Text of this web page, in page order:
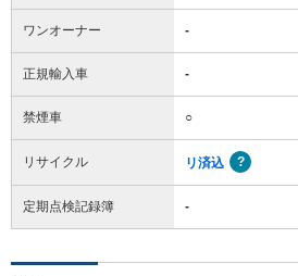
ワンオーナー -
正規輸入車 -
禁煙車 ○
リサイクル リ済込
定期点検記録簿 -